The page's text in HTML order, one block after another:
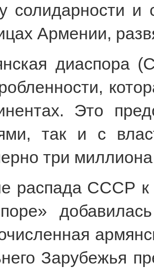
солидарности и
Армении,
диаспора
Это
так и с
три
распада СССР к
Зарубежья